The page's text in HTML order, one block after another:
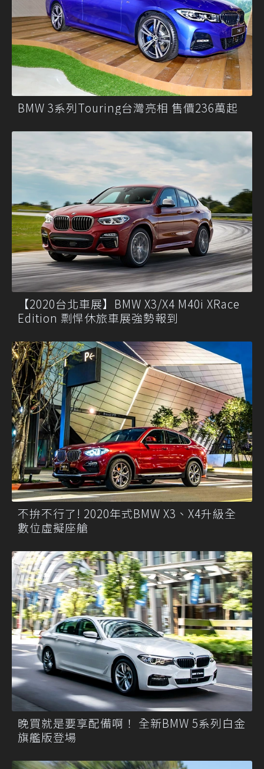
BMW 3系列Touring台灣亮相 售價236萬起
【2020台北車展】BMW X3/X4 M40i XRace
Edition 剽悍休旅車展強勢報到
不拚不行了! 2020年式BMW X3、X4升級全
數位虛擬座艙
晚買就是要享配備啊！ 全新BMW 5系列白金
旗艦版登場